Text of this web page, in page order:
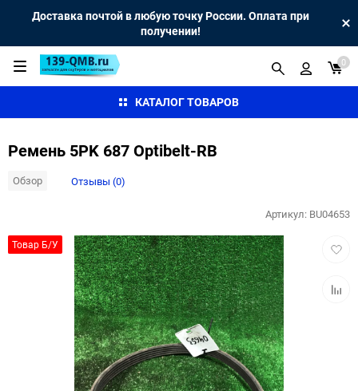
Доставка почтой в любую точку России. Оплата при
получении!
КАТАЛОГ ТОВАРОВ
0
Ремень 5PK 687 Optibelt-RB
Обзор Отзывы (0)
Товар Б/У
Артикул: BU04653